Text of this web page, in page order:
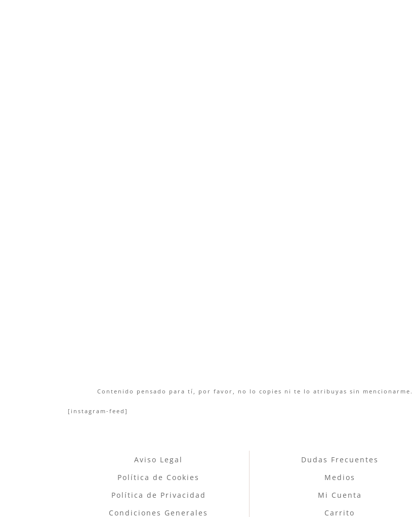
Contenido pensado para tí, por favor, no lo copies ni te lo atribuyas sin mencionarme.
[instagram-feed]
Aviso Legal
Política de Cookies
Política de Privacidad
Condiciones Generales
Dudas Frecuentes
Medios
Mi Cuenta
Carrito